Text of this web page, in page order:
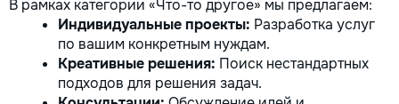
В рамках категории «Что-то другое» мы предлагаем:
Индивидуальные проекты: Разработка услуг
по вашим конкретным нуждам.
Креативные решения: Поиск нестандартных
подходов для решения задач.